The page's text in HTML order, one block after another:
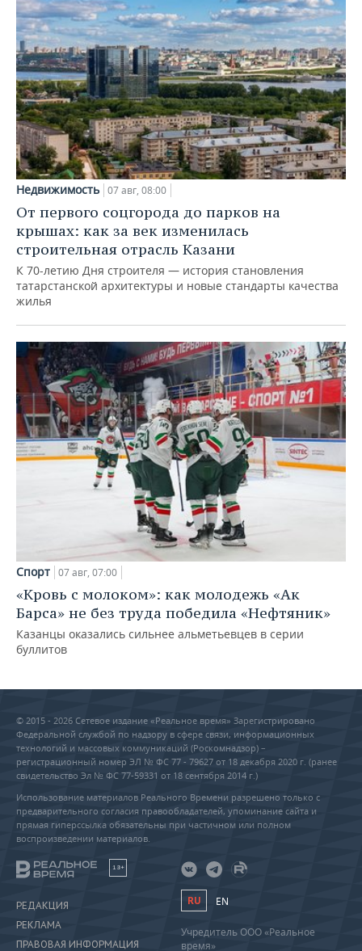
Недвижимость 07 авг, 08:00
От первого соцгорода до парков на
крышах: как за век изменилась
строительная отрасль Казани
К 70-летию Дня строителя — история становления
татарстанской архитектуры и новые стандарты качества
жилья
Спорт 07 авг, 07:00
«Кровь с молоком»: как молодежь «Ак
Барса» не без труда победила «Нефтяник»
Казанцы оказались сильнее альметьевцев в серии
буллитов
© 2015 - 2026 Сетевое издание «Реальное время» Зарегистрировано
Федеральной службой по надзору в сфере связи, информационных
технологий и массовых коммуникаций (Роскомнадзор) –
регистрационный номер ЭЛ № ФС 77 - 79627 от 18 декабря 2020 г. (ранее
свидетельство Эл № ФС 77-59331 от 18 сентября 2014 г.)
Использование материалов Реального Времени разрешено только с
предварительного согласия правообладателей, упоминание сайта и
прямая гиперссылка обязательны при частичном или полном
воспроизведении материалов.
18+
РЕДАКЦИЯ
РЕКЛАМА
ПРАВОВАЯ ИНФОРМАЦИЯ
RU EN
Учредитель ООО «Реальное
время»